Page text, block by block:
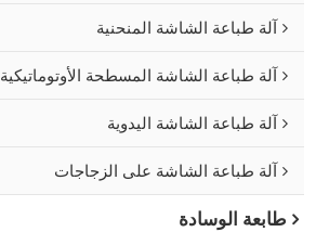
آلة طباعة الشاشة المنحنية
آلة طباعة الشاشة المسطحة الأوتوماتيكية
آلة طباعة الشاشة اليدوية
آلة طباعة الشاشة على الزجاجات
طابعة الوسادة